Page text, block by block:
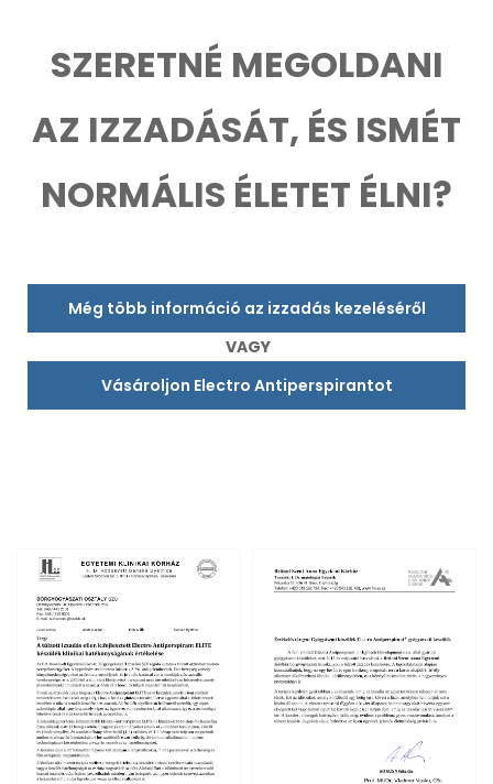
SZERETNÉ MEGOLDANI
AZ IZZADÁSÁT, ÉS ISMÉT
NORMÁLIS ÉLETET ÉLNI?
Még több információ az izzadás kezeléséről
VAGY
Vásároljon Electro Antiperspirantot